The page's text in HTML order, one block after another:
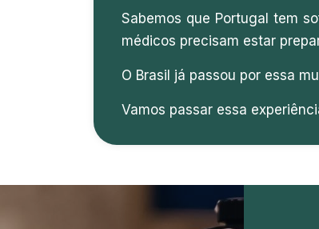
Sabemos que Portugal tem
médicos precisam estar
O Brasil já passou por essa
Vamos passar essa